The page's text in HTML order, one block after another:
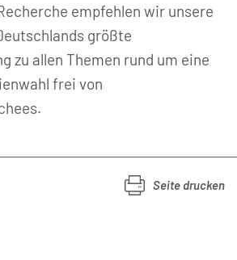
empfehlen wir unsere
größte
zu allen Themen rund um eine
frei von
Seite drucken